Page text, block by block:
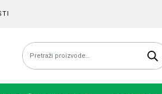
Pretraži: